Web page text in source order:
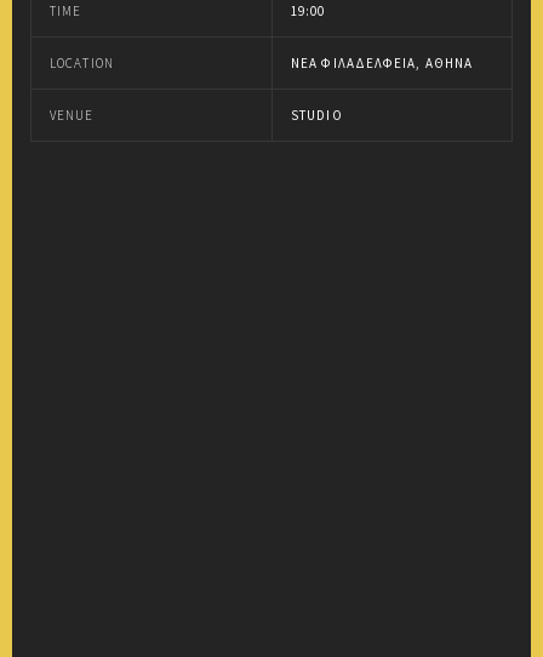
TIME 19:00
LOCATION ΝΈΑ ΦΙΛΑΔΈΛΦΕΙΑ, ΑΘΉΝΑ
VENUE STUDIO